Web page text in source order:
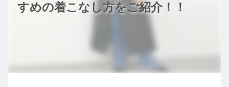
すめの着こなし方をご紹介！！